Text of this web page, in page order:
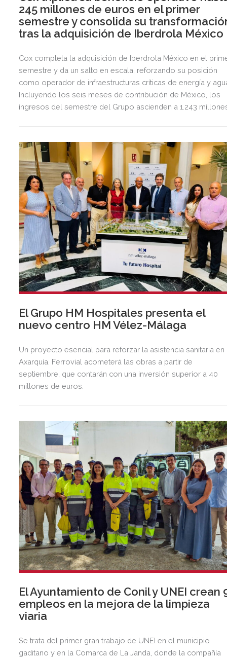
245 millones de euros en el primer
semestre y consolida su
tras la adquisición de Iberdrola México
Cox completa la adquisición de Iberdrola México en el
semestre y da un salto en escala, reforzando su posición
como operador de infraestructuras críticas de energía y
Incluyendo los seis meses de contribución de México, los
ingresos del semestre del Grupo ascienden a 1.243
El Grupo HM Hospitales presenta el
nuevo centro HM Vélez-Málaga
Un proyecto esencial para reforzar la asistencia sanitaria en
Axarquía. Ferrovial acometerá las obras a partir de
septiembre, que contarán con una inversión superior a 40
millones de euros.
El Ayuntamiento de Conil y UNEI crean
empleos en la mejora de la limpieza
viaria
Se trata del primer gran trabajo de UNEI en el municipio
gaditano y en la Comarca de La Janda, donde la compañía